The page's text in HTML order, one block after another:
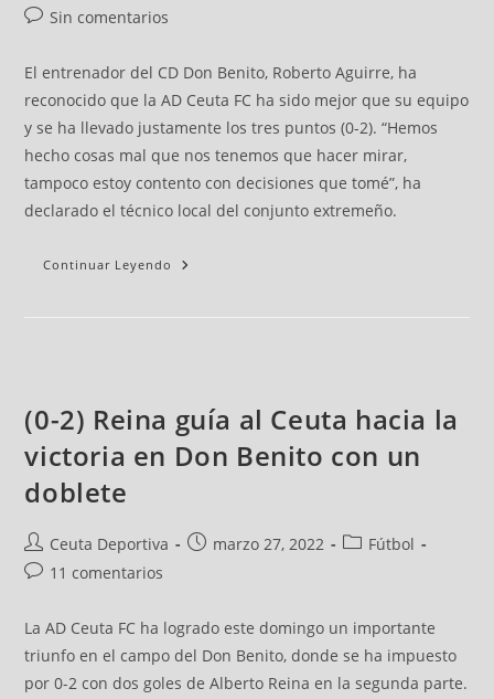
Sin comentarios
El entrenador del CD Don Benito, Roberto Aguirre, ha
reconocido que la AD Ceuta FC ha sido mejor que su equipo
y se ha llevado justamente los tres puntos (0-2). “Hemos
hecho cosas mal que nos tenemos que hacer mirar,
tampoco estoy contento con decisiones que tomé”, ha
declarado el técnico local del conjunto extremeño.
Continuar Leyendo
(0-2) Reina guía al Ceuta hacia la
victoria en Don Benito con un
doblete
Ceuta Deportiva marzo 27, 2022
Fútbol
11 comentarios
La AD Ceuta FC ha logrado este domingo un importante
triunfo en el campo del Don Benito, donde se ha impuesto
por 0-2 con dos goles de Alberto Reina en la segunda parte.